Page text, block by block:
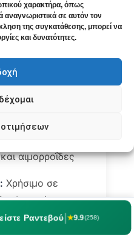
χαρακτήρα, όπως
σε αυτόν τον
της συγκατάθεσης, μπορεί να
και δυνατότητες.
του εντέρου
για κένωση ακόμα
γεμάτο
προσπάθεια
αιμορροΐδες
Χρήσιμο σε
Ραντεβού| ★9.9(258)